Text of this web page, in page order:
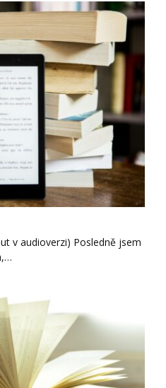
v audioverzi) Posledně jsem